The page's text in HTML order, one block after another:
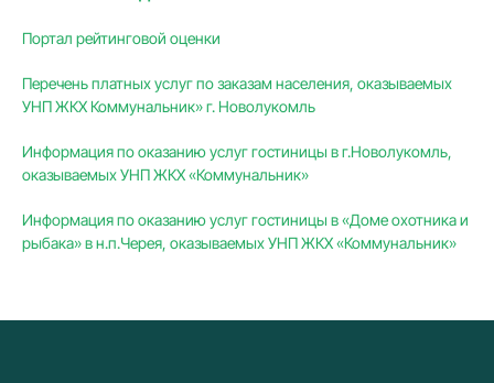
Портал рейтинговой оценки
Перечень платных услуг по заказам населения, оказываемых
УНП ЖКХ Коммунальник» г. Новолукомль
Информация по оказанию услуг гостиницы в г.Новолукомль,
оказываемых УНП ЖКХ «Коммунальник»
Информация по оказанию услуг гостиницы в «Доме охотника и
рыбака» в н.п.Черея, оказываемых УНП ЖКХ «Коммунальник»